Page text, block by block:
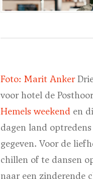
Foto: Marit Anker
voor hotel de
Hemels weekend en
dagen land
gegeven. Voor de
chillen of te dansen
naar een zinderende